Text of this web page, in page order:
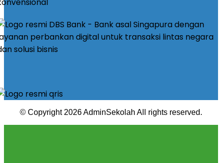
© Copyright 2026 AdminSekolah All rights reserved.